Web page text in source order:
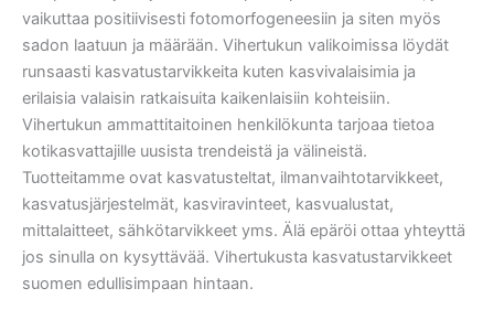
vaikuttaa positiivisesti fotomorfogeneesiin ja siten myös
sadon laatuun ja määrään. Vihertukun valikoimissa löydät
runsaasti kasvatustarvikkeita kuten kasvivalaisimia ja
erilaisia valaisin ratkaisuita kaikenlaisiin kohteisiin.
Vihertukun ammattitaitoinen henkilökunta tarjoaa tietoa
kotikasvattajille uusista trendeistä ja välineistä.
Tuotteitamme ovat kasvatusteltat, ilmanvaihtotarvikkeet,
kasvatusjärjestelmät, kasviravinteet, kasvualustat,
mittalaitteet, sähkötarvikkeet yms. Älä epäröi ottaa yhteyttä
jos sinulla on kysyttävää. Vihertukusta kasvatustarvikkeet
suomen edullisimpaan hintaan.